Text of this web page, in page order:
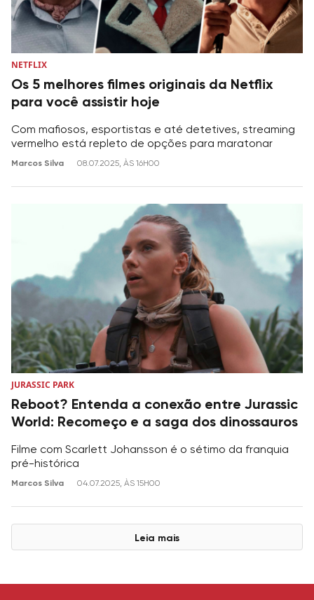
NETFLIX
Os 5 melhores filmes originais da Netflix
para você assistir hoje
Com mafiosos, esportistas e até detetives, streaming
vermelho está repleto de opções para maratonar
Marcos Silva 08.07.2025, ÀS 16H00
JURASSIC PARK
Reboot? Entenda a conexão entre Jurassic
World: Recomeço e a saga dos dinossauros
Filme com Scarlett Johansson é o sétimo da franquia
pré-histórica
Marcos Silva 04.07.2025, ÀS 15H00
Leia mais